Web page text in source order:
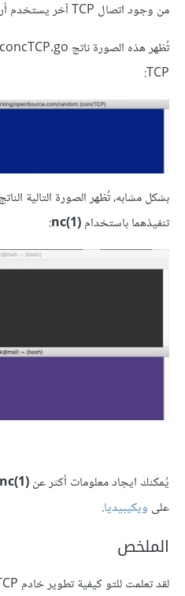
من وجود اتصال TCP آخر يستخدم أرقام المنافذ 8001 و 62554.
TCP:
تنفيذهما باستخدام(1)nc
:
يُمكنك ايجاد معلومات أكثر عن(1)nc
على ويكيبيديا.
الملخص